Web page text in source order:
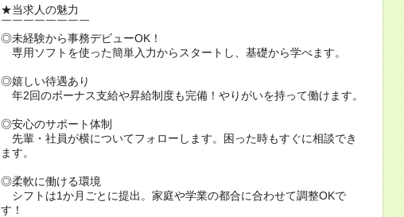
★当求人の魅力
￣￣￣￣￣￣￣￣
◎未経験から事務デビューOK！
専用ソフトを使った簡単入力からスタートし、基礎から学べます。
◎嬉しい待遇あり
年2回のボーナス支給や昇給制度も完備！やりがいを持って働けます。
◎安心のサポート体制
先輩・社員が横についてフォローします。困った時もすぐに相談でき
ます。
◎柔軟に働ける環境
シフトは1か月ごとに提出。家庭や学業の都合に合わせて調整OKで
す！